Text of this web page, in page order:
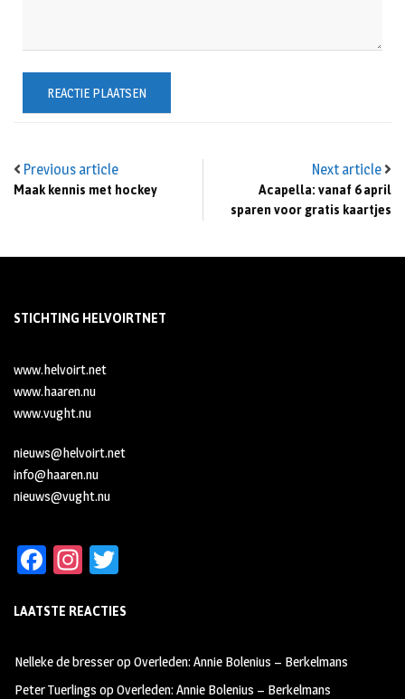
Previous article
Maak kennis met hockey
Next article
Acapella: vanaf 6 april
sparen voor gratis kaartjes
STICHTING HELVOIRTNET
www.helvoirt.net
www.haaren.nu
www.vught.nu
nieuws@helvoirt.net
info@haaren.nu
nieuws@vught.nu
Fa
b
oo
k
In
ag
m
tt
LAATSTE REACTIES
Nelleke de bresseropOverleden: Annie Bolenius – Berkelmans
Peter Tuerlings opOverleden: Annie Bolenius – Berkelmans